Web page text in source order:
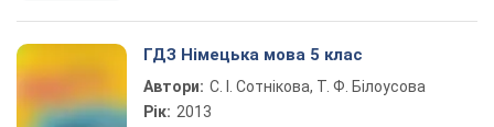
ГДЗ Німецька мова 5 клас
Автори: С. І. Сотнікова, Т. Ф. Білоусова
Рік: 2013